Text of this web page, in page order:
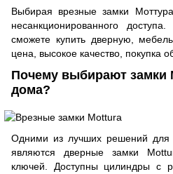
Выбирая врезные замки
несанкционированного
сможете купить дверную,
цена, высокое качество, покупка
Почему выбирают замки
дома?
Одними из лучших решений для
являются дверные замки
ключей. Доступны цилиндры с